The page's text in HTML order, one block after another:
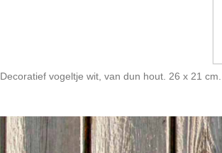
Decoratief vogeltje wit, van dun hout. 26 x 21 cm.